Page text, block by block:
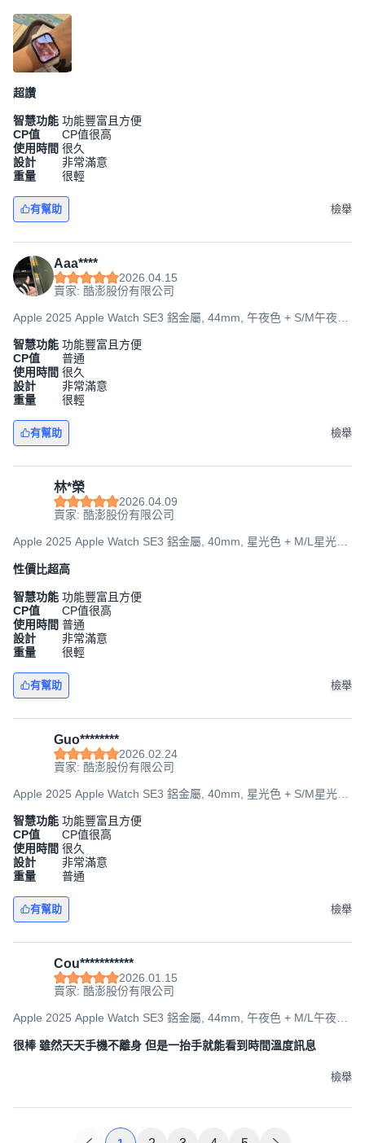
超讚
智慧功能 功能豐富且方便
CP值
CP值很高
使用時間 很久
設計
非常滿意
重量
很輕
有幫助 檢舉
Aaa****
2026.04.15
賣家: 酷澎股份有限公司
Apple 2025 Apple Watch SE3 鋁金屬, 44mm, 午夜色 + S/M午夜色
智慧功能 功能豐富且方便
CP值
普通
使用時間 很久
設計
非常滿意
重量
很輕
有幫助 檢舉
林*榮
2026.04.09
賣家: 酷澎股份有限公司
Apple 2025 Apple Watch SE3 鋁金屬, 40mm, 星光色 + M/L星光色
性價比超高
智慧功能 功能豐富且方便
CP值
CP值很高
使用時間 普通
設計
非常滿意
重量
很輕
有幫助 檢舉
Guo********
2026.02.24
賣家: 酷澎股份有限公司
Apple 2025 Apple Watch SE3 鋁金屬, 40mm, 星光色 + S/M星光色
智慧功能 功能豐富且方便
CP值
CP值很高
使用時間 很久
設計
非常滿意
重量
普通
有幫助 檢舉
Cou***********
2026.01.15
賣家: 酷澎股份有限公司
Apple 2025 Apple Watch SE3 鋁金屬, 44mm, 午夜色 + M/L午夜色
很棒 雖然天天手機不離身 但是一抬手就能看到時間溫度訊息
檢舉